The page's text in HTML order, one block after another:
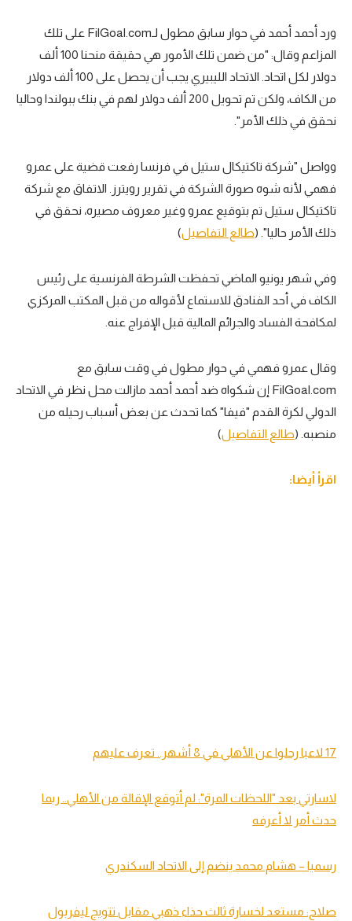
ورد أحمد أحمد في حوار سابق مطول لـFilGoal.com على تلك
المزاعم وقال: "من ضمن تلك الأمور هي حقيقة منحنا 100 ألف
دولار لكل اتحاد. الاتحاد الليبيري يجب أن يحصل على 100 ألف دولار
من الكاف، ولكن تم تحويل 200 ألف دولار لهم في بنك ببولندا وحاليا
نحقق في ذلك الأمر".
وواصل "شركة تاكتيكال ستيل في فرنسا رفعت قضية على عمرو
فهمي لأنه شوه صورة الشركة في تقرير رويترز. الاتفاق مع شركة
تاكتيكال ستيل تم بتوقيع عمرو وغير معروف مصيره، نحقق في
ذلك الأمر حاليا". (طالع التفاصيل)
وفي شهر يونيو الماضي تحفظت الشرطة الفرنسية على رئيس
الكاف في أحد الفنادق للاستماع لأقواله من قبل المكتب المركزي
لمكافحة الفساد والجرائم المالية قبل الإفراج عنه.
وقال عمرو فهمي في حوار مطول في وقت سابق مع
FilGoal.com إن شكواه ضد أحمد أحمد مازالت محل نظر في الاتحاد
الدولي لكرة القدم "فيفا" كما تحدث عن بعض أسباب رحيله من
منصبه. (طالع التفاصيل)
اقرأ أيضا:
17 لاعبا رحلوا عن الأهلي في 8 أشهر.. تعرف عليهم
لاسارتي بعد "اللحظات المرة": لم أتوقع الإقالة من الأهلي.. ربما
حدث أمر لا أعرفه
رسميا – هشام محمد ينضم إلى الاتحاد السكندري
صلاح: مستعد لخسارة ثالث حذاء ذهبي مقابل تتويج ليفربول